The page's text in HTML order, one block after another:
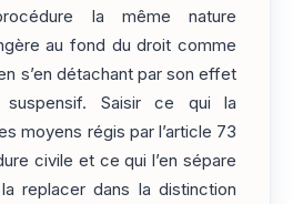
la même nature
au fond du droit comme
s’en détachant par son effet
suspensif. Saisir ce qui la
moyens régis par l’article 73
civile et ce qui l’en sépare
replacer dans la distinction